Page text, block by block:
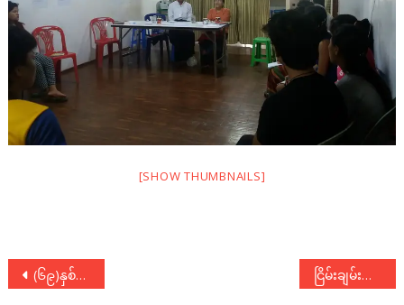
[SHOW THUMBNAILS]
Post
(၆၉)နှစ်မြောက် အာဇာနည်နေ့ အခမ်းအနားများသို့ တက်ရောက် ငြိမ်းချမ်းရေးလုပ်ငန်းစဉ်အတွင်း ရရှိထားပြီးသော သဘောတူညီချက်များ စုစည်းတင်ပြချက်